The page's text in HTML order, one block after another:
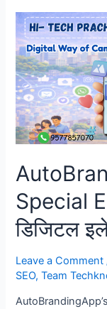
Special
डिजिटल
Leave a Comment
SEO,Team